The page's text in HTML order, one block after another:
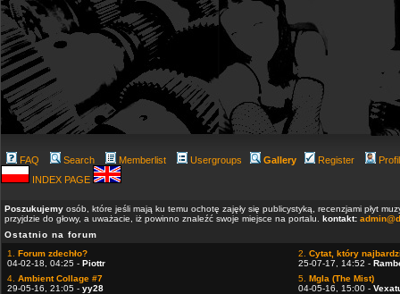
FAQ Search Memberlist Usergroups Gallery Register
INDEX PAGE
Poszukujemy osób, które jeśli mają ku temu ochotę zajęły się publicystyką, recenzjami płyt
przyjdzie do głowy, a uważacie, iż powinno znaleźć swoje miejsce na portalu. kontakt:
Ostatnio na forum
1. Forum zdechło?
04-02-18, 04:25 - Piottr
2. Cytat, który
25-07-17, 14:52 -
4. Ambient Collage #7
29-05-16, 21:05 - yy28
5. Mgla (The Mist)
04-05-16, 15:00 -